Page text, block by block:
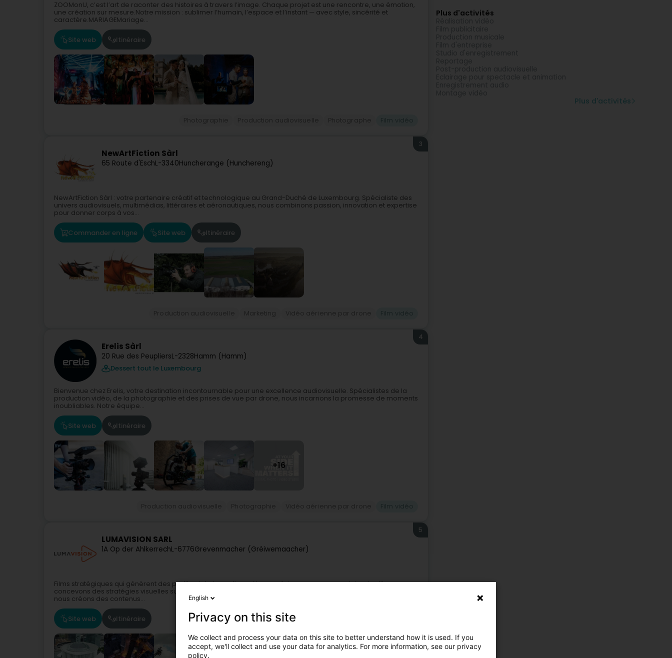
ZOOMonU, c’est l’art de raconter des histoires à travers l’image. Chaque projet est une rencontre, une émotion,
une création sur mesure.Notre mission : sublimer l’humain, l’espace et l’instant — avec style, sincérité et
caractère.MARIAGEMariage...
Site web Itinéraire
NewArtFiction Sàrl
65 Route d'EschL-3340Huncherange (Hunchereng)
3
NewArtFiction Sàrl : votre partenaire créatif et technologique au Grand-Duché de Luxembourg. Spécialiste des
univers audiovisuels, multimédias, littéraires et aéronautiques, nous combinons passion, innovation et expertise
pour donner corps à vos...
Commander en ligne Site web Itinéraire
Erelis Sàrl
20 Rue des PeupliersL-2328Hamm (Hamm)
Dessert tout le Luxembourg
4
Bienvenue chez Erelis, votre destination incontournable pour une excellence audiovisuelle. Spécialistes de la
production vidéo, de la photographie et des prises de vue par drone, nous incarnons la promesse de moments
inoubliables. Notre équipe...
Site web Itinéraire
+16
LUMAVISION SARL
1A Op der AhlkerrechL-6776Grevenmacher (Gréiwemaacher)
5
Films stratégiques qui génèrent des profits et de la confianceNous ne faisons pas que produire des films – nous
concevons des stratégies visuelles sur mesure. En analysant vos audiences cibles et vos canaux de diffusion,
nous créons des contenus...
Site web Itinéraire
Plus d'activités
Plus d'activités
English
Privacy on this site
We collect and process your data on this site to better understand how it is used. If you
accept, we'll collect and use your data for analytics. For more information, see our privacy
policy.